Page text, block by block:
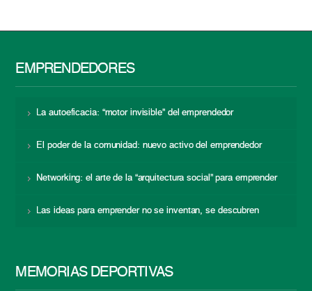
EMPRENDEDORES
La autoeficacia: “motor invisible” del emprendedor
El poder de la comunidad: nuevo activo del emprendedor
Networking: el arte de la “arquitectura social” para emprender
Las ideas para emprender no se inventan, se descubren
MEMORIAS DEPORTIVAS